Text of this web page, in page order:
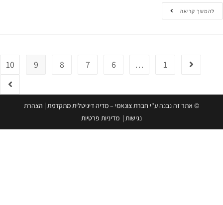
קריאה
© אתר זה נבנה ע"י חברת צונאמי – מדיה דיגיטלית מתקדמת|הצהרת
נגישות |מדיניות פרטיות